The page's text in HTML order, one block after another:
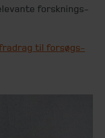
forsknings-
til forsøgs-